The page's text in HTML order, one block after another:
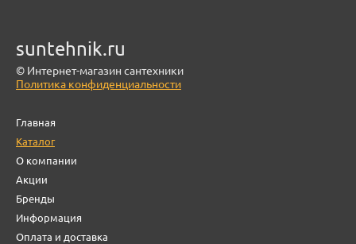
suntehnik.ru
© Интернет-магазин сантехники
Политика конфиденциальности
Главная
Каталог
О компании
Акции
Бренды
Информация
Оплата и доставка